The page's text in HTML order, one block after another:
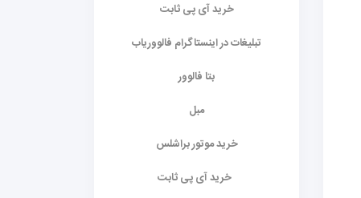
خرید آی پی ثابت
تبلیغات در اینستاگرام فالووریاب
بتا فالوور
مبل
خرید موتور براشلس
خرید آی پی ثابت